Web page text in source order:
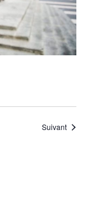
Suivant